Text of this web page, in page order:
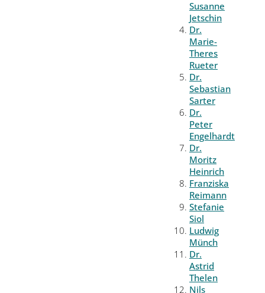
Susanne
Jetschin
Dr.
Marie-
Theres
Rueter
Dr.
Sebastian
Sarter
Dr.
Peter
Engelhardt
Dr.
Moritz
Heinrich
Franziska
Reimann
Stefanie
Siol
Ludwig
Münch
Dr.
Astrid
Thelen
Nils